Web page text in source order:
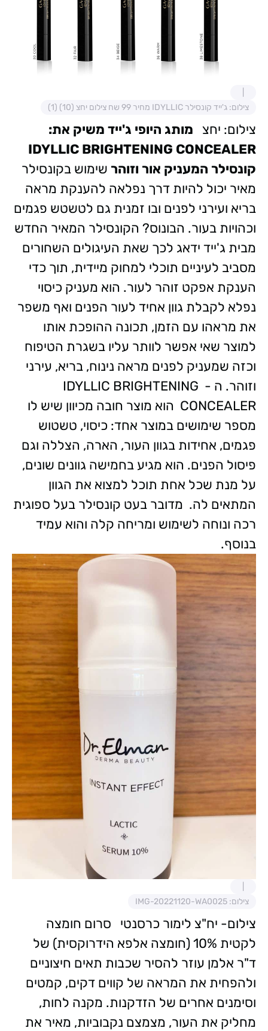
צילום: ג'ייד קונסילר IDYLLIC מחיר 99 שח צילום יחצ (10) (1)
צילום: יחצ מותג היופי ג'ייד משיק את:
IDYLLIC BRIGHTENING CONCEALER
קונסילר המעניק אור וזוהר שימוש בקונסילר
מאיר יכול להיות דרך נפלאה להענקת מראה
בריא ועירני לפנים ובו זמנית גם לטשטש פגמים
וכהויות בעור. הבונוס? הקונסילר המאיר החדש
מבית ג'ייד ידאג לכך שאת העיגולים השחורים
מסביב לעיניים תוכלי למחוק מיידית, תוך כדי
הענקת אפקט זוהר לעור. הוא מעניק כיסוי
נפלא לקבלת גוון אחיד לעור הפנים ואף משפר
את מראהו עם הזמן, תכונה ההופכת אותו
למוצר שאי אפשר לוותר עליו בשגרת הטיפוח
וכזה שמעניק לפנים מראה נינוח, בריא, עירני
וזוהר. ה - IDYLLIC BRIGHTENING
CONCEALER הוא מוצר חובה מכיוון שיש לו
מספר שימושים במוצר אחד: כיסוי, טשטוש
פגמים, אחידות בגוון העור, הארה, הצללה וגם
פיסול הפנים. הוא מגיע בחמישה גוונים שונים,
על מנת שכל אחת תוכל למצוא את הגוון
המתאים לה. מדובר בעט קונסילר בעל ספוגית
רכה ונוחה לשימוש ומריחה קלה והוא עמיד
בנוסף.
צילום: IMG-20221120-WA0025
צילום- יח"צ לימור כרסנטי סרום חומצה
לקטית 10% (חומצה אלפא הידרוקסית) של
ד"ר אלמן עוזר להסיר שכבות תאים חיצוניים
ולהפחית את המראה של קווים דקים, קמטים
וסימנים אחרים של הזדקנות. מקנה לחות,
מחליק את העור, מצמצם נקבוביות, מאיר את